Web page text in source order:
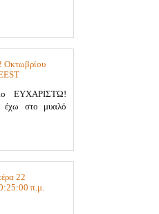
Οκτωβρίου
ΕΥΧΑΡΙΣΤΩ!
έχω στο μυαλό
22
π.μ.